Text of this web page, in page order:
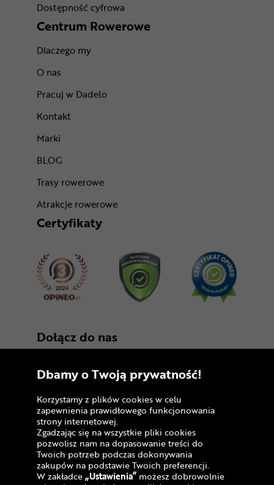
Dostępność cyfrowa
Centrum Rowerowe
Dlaczego my
O nas
Pracuj w Dadelo
Kontakt
Marki
BLOG
Trasy rowerowe
Atrakcje rowerowe
Certyfikaty
Dołącz do nas
Copyright © 2005 - 2026
Polityka prywatności i zasady korzystania z
serwisu
Dbamy o Twoją prywatność!
Korzystamy z plików cookies w celu
zapewnienia prawidłowego funkcjonowania
strony internetowej.
Zgadzając się na wszystkie pliki cookies
pozwolisz nam na dopasowanie treści do
Twoich potrzeb podczas dokonywania
zakupów na podstawie Twoich preferencji.
W zakładce„Ustawienia” możesz dobrowolnie